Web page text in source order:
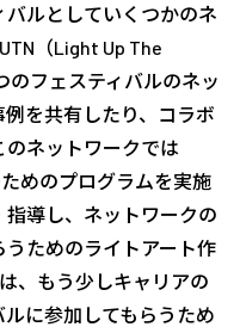
ルとしていくつかのネ
（Light Up The
のフェスティバルのネッ
例を共有したり、コラボ
のネットワークでは
めのプログラムを実施
指導し、ネットワークの
ためのライトアート作
、もう少しキャリアの
に参加してもらうため